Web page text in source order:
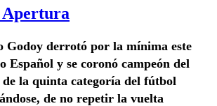
Apertura
Godoy derrotó por la mínima este
Español y se coronó campeón del
la quinta categoría del fútbol
de no repetir la vuelta